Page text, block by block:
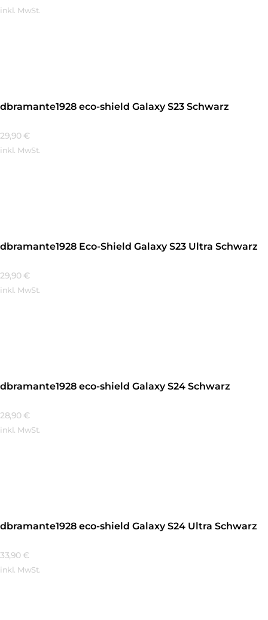
inkl. MwSt.
dbramante1928 eco-shield Galaxy S23 Schwarz
29,90 €
inkl. MwSt.
dbramante1928 Eco-Shield Galaxy S23 Ultra Schwarz
29,90 €
inkl. MwSt.
dbramante1928 eco-shield Galaxy S24 Schwarz
28,90 €
inkl. MwSt.
dbramante1928 eco-shield Galaxy S24 Ultra Schwarz
33,90 €
inkl. MwSt.